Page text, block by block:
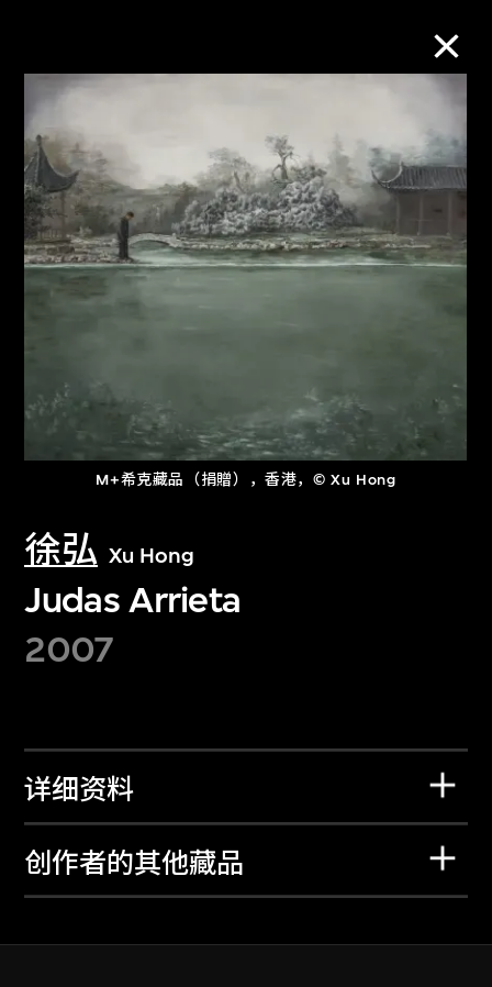
M+希克藏品（捐贈），香港，© Xu Hong
徐弘 Xu Hong
Judas Arrieta
2007
详细资料
创作者的其他藏品
进一步筛选 搜索
探索世界顶级的二十及二十一世纪视觉
文化藏品。